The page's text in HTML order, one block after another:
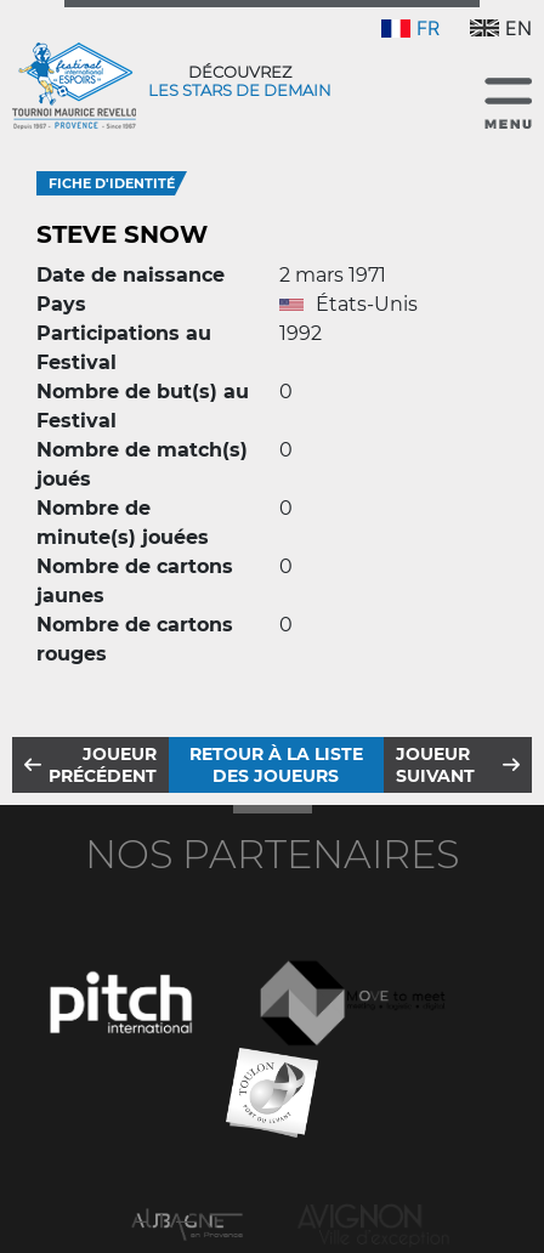
FR EN
DÉCOUVREZ
LES STARS DE DEMAIN
FICHE D'IDENTITÉ
STEVE SNOW
Date de naissance
2 mars 1971
Pays
États-Unis
Participations au
Festival
1992
Nombre de but(s) au
Festival
0
Nombre de match(s)
joués
0
Nombre de
minute(s) jouées
0
Nombre de cartons
jaunes
0
Nombre de cartons
rouges
0
JOUEUR
PRÉCÉDENT
RETOUR À LA LISTE
DES JOUEURS
JOUEUR
SUIVANT
NOS PARTENAIRES